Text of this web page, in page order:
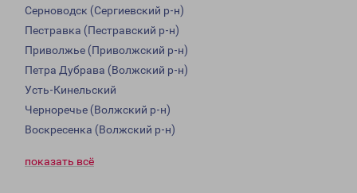
Серноводск (Сергиевский р-н)
Пестравка (Пестравский р-н)
Приволжье (Приволжский р-н)
Петра Дубрава (Волжский р-н)
Усть-Кинельский
Черноречье (Волжский р-н)
Воскресенка (Волжский р-н)
показать всё